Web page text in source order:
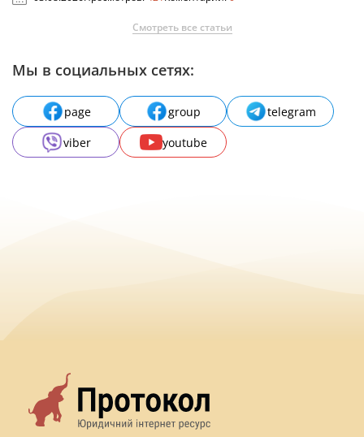
Смотреть все статьи
Мы в социальных сетях:
page group
telegram
viber
youtube